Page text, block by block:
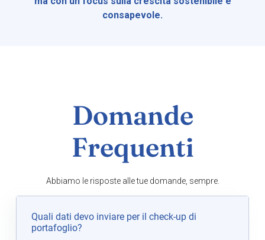
consapevole.
Domande
Frequenti
Abbiamo le risposte alle tue domande, sempre.
Quali dati devo inviare per il check-up di
portafoglio?